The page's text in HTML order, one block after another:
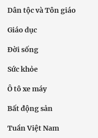
Dân tộc và Tôn giáo
Giáo dục
Đời sống
Sức khỏe
Ô tô xe máy
Bất động sản
Tuần Việt Nam